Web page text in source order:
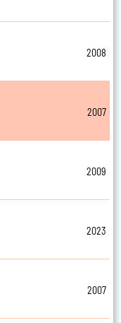
2008
2007
2009
2023
2007